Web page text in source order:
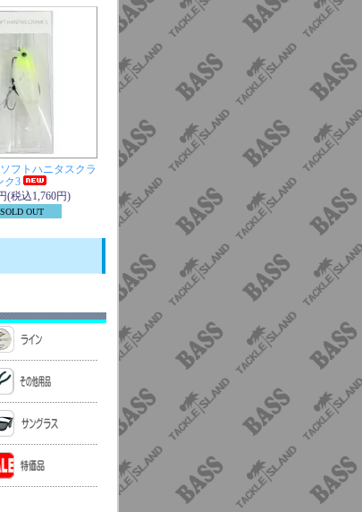
フトハニタスクラ
ク3
(税込1,760円)
SOLD OUT